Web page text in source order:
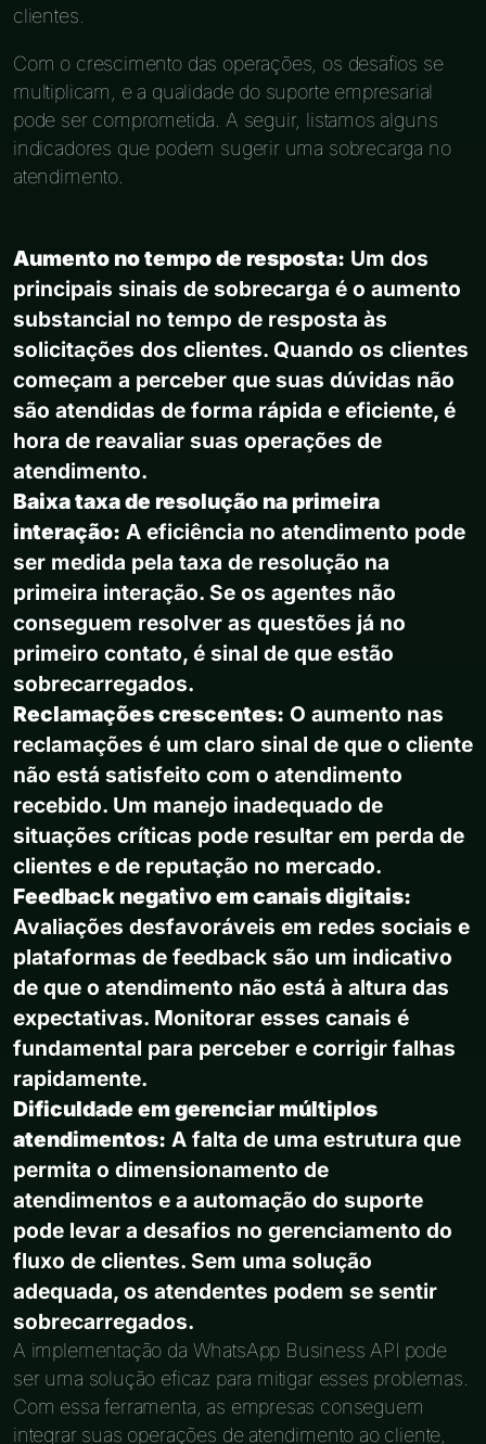
clientes.
Com o crescimento das operações, os desafios se
multiplicam, e a qualidade do suporte empresarial
pode ser comprometida. A seguir, listamos alguns
indicadores que podem sugerir uma sobrecarga no
atendimento.
Aumento no tempo de resposta: Um dos
principais sinais de sobrecarga é o aumento
substancial no tempo de resposta às
solicitações dos clientes. Quando os clientes
começam a perceber que suas dúvidas não
são atendidas de forma rápida e eficiente, é
hora de reavaliar suas operações de
atendimento.
Baixa taxa de resolução na primeira
interação: A eficiência no atendimento pode
ser medida pela taxa de resolução na
primeira interação. Se os agentes não
conseguem resolver as questões já no
primeiro contato, é sinal de que estão
sobrecarregados.
Reclamações crescentes: O aumento nas
reclamações é um claro sinal de que o cliente
não está satisfeito com o atendimento
recebido. Um manejo inadequado de
situações críticas pode resultar em perda de
clientes e de reputação no mercado.
Feedback negativo em canais digitais:
Avaliações desfavoráveis em redes sociais e
plataformas de feedback são um indicativo
de que o atendimento não está à altura das
expectativas. Monitorar esses canais é
fundamental para perceber e corrigir falhas
rapidamente.
Dificuldade em gerenciar múltiplos
atendimentos: A falta de uma estrutura que
permita o dimensionamento de
atendimentos e a automação do suporte
pode levar a desafios no gerenciamento do
fluxo de clientes. Sem uma solução
adequada, os atendentes podem se sentir
sobrecarregados.
A implementação da WhatsApp Business API pode
ser uma solução eficaz para mitigar esses problemas.
Com essa ferramenta, as empresas conseguem
integrar suas operações de atendimento ao cliente,